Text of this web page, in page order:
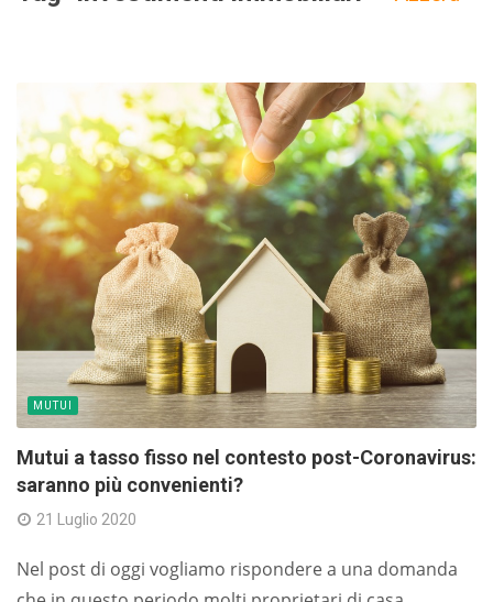
MUTUI
Mutui a tasso fisso nel contesto post-Coronavirus:
saranno più convenienti?
21 Luglio 2020
Nel post di oggi vogliamo rispondere a una domanda